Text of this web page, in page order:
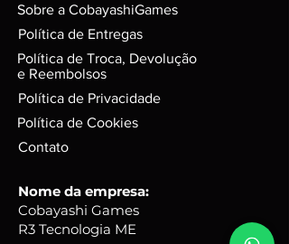
Alguns produtos podem possui
riscos e sinais do tempo, mas
jogos em disco, podem possuir
performance do jogo.
Caixas e Embalagens:
Podem possuir pequenas avarias,
Sobre a CobayashiGames
Política de Entregas
Política de Troca, Devolução
e Reembolsos
Política de Privacidade
Política de Cookies
Contato
Nome da empresa:
Cobayashi Games
R3 Tecnologia ME